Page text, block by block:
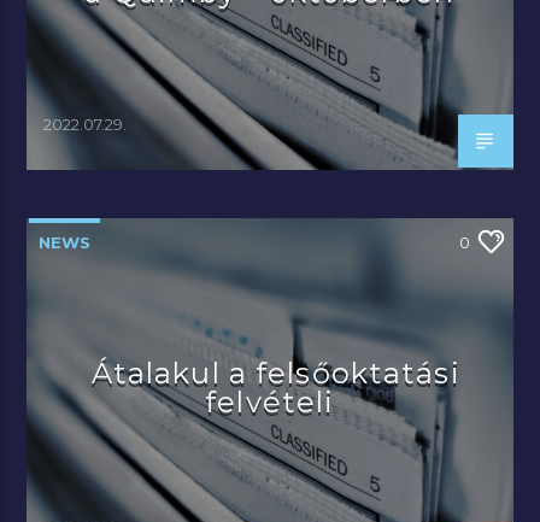
2022.07.29.
NEWS 0
Átalakul a felsőoktatási
felvételi